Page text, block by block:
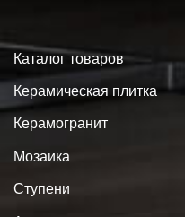
Каталог товаров
Керамическая плитка
Керамогранит
Мозаика
Ступени